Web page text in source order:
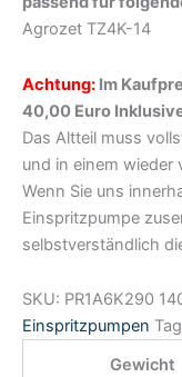
Agrozet TZ4K-14
Achtung: Im
40,00 Euro
Das Altteil muss
und in einem wieder
Wenn Sie uns
Einspritzpumpe
selbstverständlich
SKU: PR1A6K290
Einspritzpumpen
Gewicht